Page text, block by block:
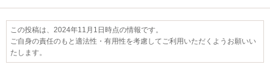
この投稿は、2024年11月1日時点の情報です。
ご自身の責任のもと適法性・有用性を考慮してご利用いただくようお願いい
たします。